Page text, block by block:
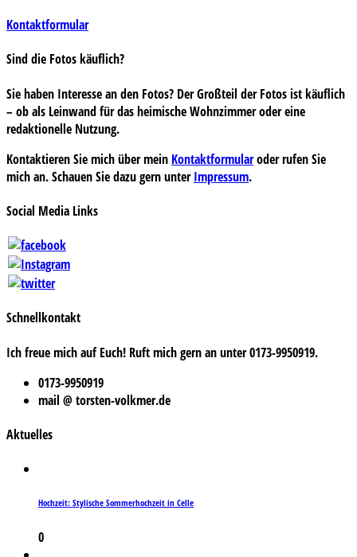
Kontaktformular
Sind die Fotos käuflich?
Sie haben Interesse an den Fotos? Der Großteil der Fotos ist käuflich
– ob als Leinwand für das heimische Wohnzimmer oder eine
redaktionelle Nutzung.
Kontaktieren Sie mich über mein Kontaktformularoder rufen Sie
mich an. Schauen Sie dazu gern unterImpressum.
Social Media Links
Schnellkontakt
Ich freue mich auf Euch! Ruft mich gern an unter 0173-9950919.
0173-9950919
mail @ torsten-volkmer.de
Aktuelles
Hochzeit: Stylische Sommerhochzeit in Celle
0